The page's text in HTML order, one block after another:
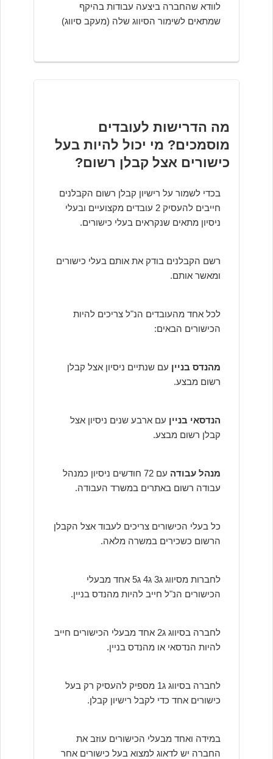
לוודא שהחברה ביצעה עבודות בהיקף
שמתאים לשימור הסיווג שלה (מעקב סיווג)
מה הדרישות לעובדים
מוסמכים? מי יכול להיות בעל
כישורים אצל קבלן רשום?
בכדי לשמור על רישיון קבלן רשום הקבלנים
חייבים להעסיק 2 עובדים מקצועיים ובעלי
ניסיון מתאים שנקראים בעלי כישורים.
רשם הקבלנים בודק את אותם בעלי כישורים
ומאשר אותם.
לכל אחד מהעובדים הנ"ל צריכים להיות
הכישורים הבאים:
מהנדס בניין עם שנתיים ניסיון אצל קבלן
רשום מבצע.
הנדסאי בניין עם ארבע שנים ניסיון אצל
קבלן רשום מבצע.
מנהל עבודה
עם 72 חודשים ניסיון כמנהל
עבודה רשום באתרים במשרד העבודה.
כל בעלי הכישורים צריכים לעבוד אצל הקבלן
הרשום כשכירים במשרה מלאה.
לחברות מסיווג ג3 ג4 ג5 אחד מבעלי
הכישורים הנ"ל חייב להיות מהנדס בניין.
לחברה בסיווג ג2 אחד מבעלי הכישורים חייב
להיות הנדסאי או מהנדס בניין.
לחברה בסיווג ג1 מספיק להעסיק רק בעל
כישורים אחד כדי לקבל רישיון קבלן.
במידה ואחד מבעלי הכישורים עוזב את
החברה יש לדאוג למצוא בעל כישורים אחר